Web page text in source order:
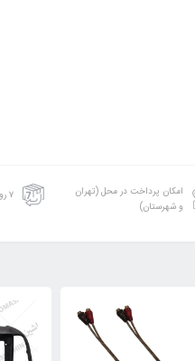
امکان پرداخت در محل (تهران
و شهرستان)
۷ روز ضمانت بازگشت